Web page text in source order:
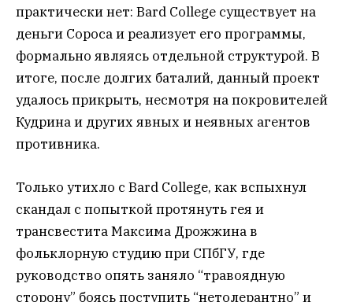
практически нет: Bard College существует на
деньги Сороса и реализует его программы,
формально являясь отдельной структурой. В
итоге, после долгих баталий, данный проект
удалось прикрыть, несмотря на покровителей
Кудрина и других явных и неявных агентов
противника.
Только утихло с Bard College, как вспыхнул
скандал с попыткой протянуть гея и
трансвестита Максима Дрожжина в
фольклорную студию при СПбГУ, где
руководство опять заняло “травоядную
сторону” боясь поступить “нетолерантно” и